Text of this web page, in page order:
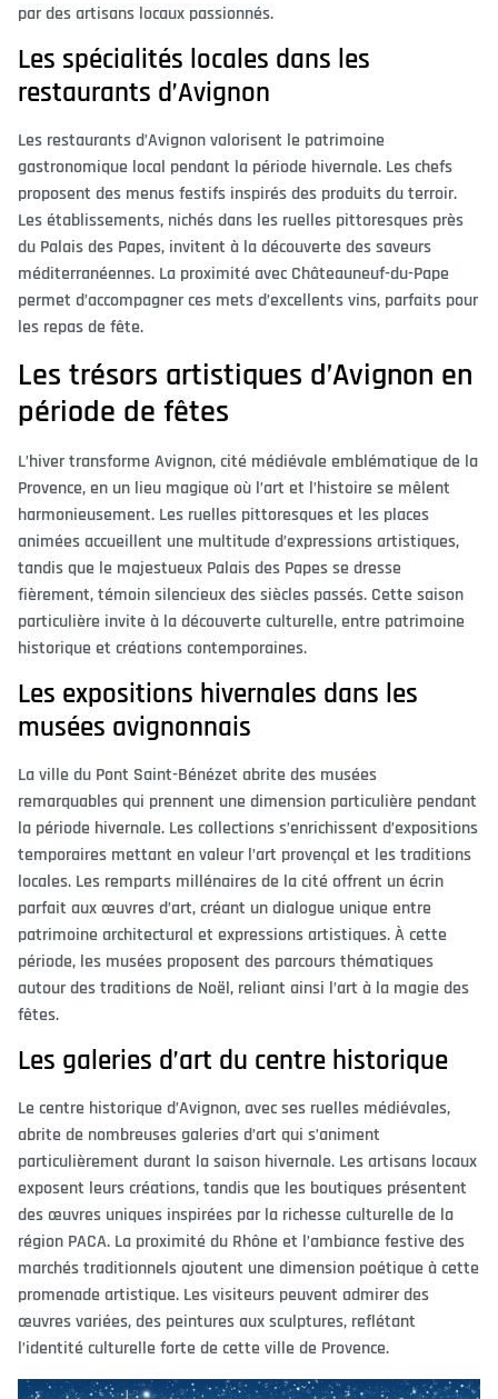
par des artisans locaux passionnés.
Les spécialités locales dans les
restaurants d’Avignon
Les restaurants d’Avignon valorisent le patrimoine
gastronomique local pendant la période hivernale. Les chefs
proposent des menus festifs inspirés des produits du terroir.
Les établissements, nichés dans les ruelles pittoresques près
du Palais des Papes, invitent à la découverte des saveurs
méditerranéennes. La proximité avec Châteauneuf-du-Pape
permet d’accompagner ces mets d’excellents vins, parfaits pour
les repas de fête.
Les trésors artistiques d’Avignon en
période de fêtes
L’hiver transforme Avignon, cité médiévale emblématique de la
Provence, en un lieu magique où l’art et l’histoire se mêlent
harmonieusement. Les ruelles pittoresques et les places
animées accueillent une multitude d’expressions artistiques,
tandis que le majestueux Palais des Papes se dresse
fièrement, témoin silencieux des siècles passés. Cette saison
particulière invite à la découverte culturelle, entre patrimoine
historique et créations contemporaines.
Les expositions hivernales dans les
musées avignonnais
La ville du Pont Saint-Bénézet abrite des musées
remarquables qui prennent une dimension particulière pendant
la période hivernale. Les collections s’enrichissent d’expositions
temporaires mettant en valeur l’art provençal et les traditions
locales. Les remparts millénaires de la cité offrent un écrin
parfait aux œuvres d’art, créant un dialogue unique entre
patrimoine architectural et expressions artistiques. À cette
période, les musées proposent des parcours thématiques
autour des traditions de Noël, reliant ainsi l’art à la magie des
fêtes.
Les galeries d’art du centre historique
Le centre historique d’Avignon, avec ses ruelles médiévales,
abrite de nombreuses galeries d’art qui s’animent
particulièrement durant la saison hivernale. Les artisans locaux
exposent leurs créations, tandis que les boutiques présentent
des œuvres uniques inspirées par la richesse culturelle de la
région PACA. La proximité du Rhône et l’ambiance festive des
marchés traditionnels ajoutent une dimension poétique à cette
promenade artistique. Les visiteurs peuvent admirer des
œuvres variées, des peintures aux sculptures, reflétant
l’identité culturelle forte de cette ville de Provence.